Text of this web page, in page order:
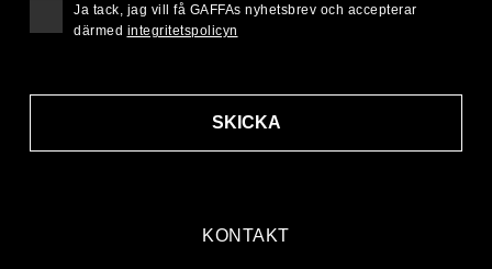
KONTAKT
SKICKA
Ja tack, jag vill få GAFFAs nyhetsbrev och accepterar
därmed integritetspolicyn